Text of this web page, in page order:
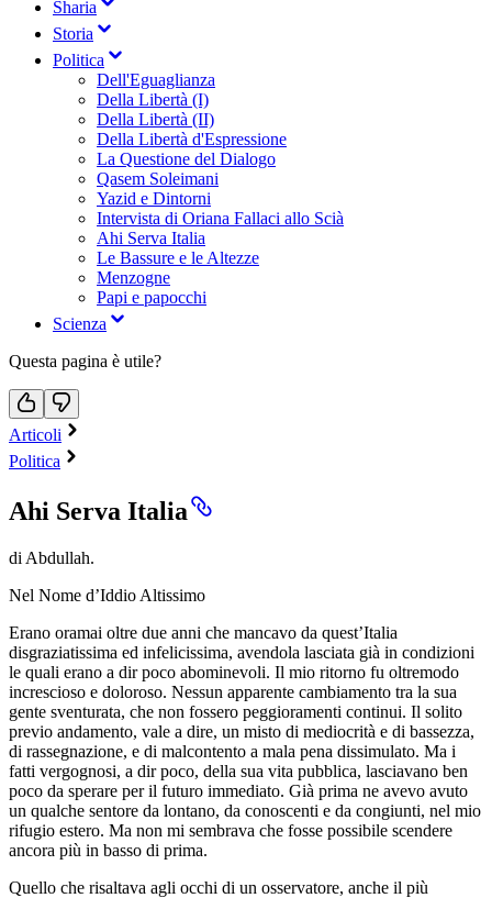
Sharia
Storia
Politica
Dell'Eguaglianza
Della Libertà (I)
Della Libertà (II)
Della Libertà d'Espressione
La Questione del Dialogo
Qasem Soleimani
Yazid e Dintorni
Intervista di Oriana Fallaci allo Scià
Ahi Serva Italia
Le Bassure e le Altezze
Menzogne
Papi e papocchi
Scienza
Questa pagina è utile?
Articoli
Politica
Ahi Serva Italia
di Abdullah.
Nel Nome d’Iddio Altissimo
Erano oramai oltre due anni che mancavo da quest’Italia
disgraziatissima ed infelicissima, avendola lasciata già in condizioni
le quali erano a dir poco abominevoli. Il mio ritorno fu oltremodo
increscioso e doloroso. Nessun apparente cambiamento tra la sua
gente sventurata, che non fossero peggioramenti continui. Il solito
previo andamento, vale a dire, un misto di mediocrità e di bassezza,
di rassegnazione, e di malcontento a mala pena dissimulato. Ma i
fatti vergognosi, a dir poco, della sua vita pubblica, lasciavano ben
poco da sperare per il futuro immediato. Già prima ne avevo avuto
un qualche sentore da lontano, da conoscenti e da congiunti, nel mio
rifugio estero. Ma non mi sembrava che fosse possibile scendere
ancora più in basso di prima.
Quello che risaltava agli occhi di un osservatore, anche il più